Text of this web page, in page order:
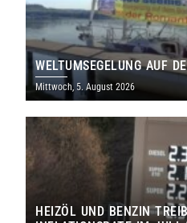
WELTUMSEGELUNG AUF
Mittwoch, 5. August 2026
HEIZÖL UND BENZIN